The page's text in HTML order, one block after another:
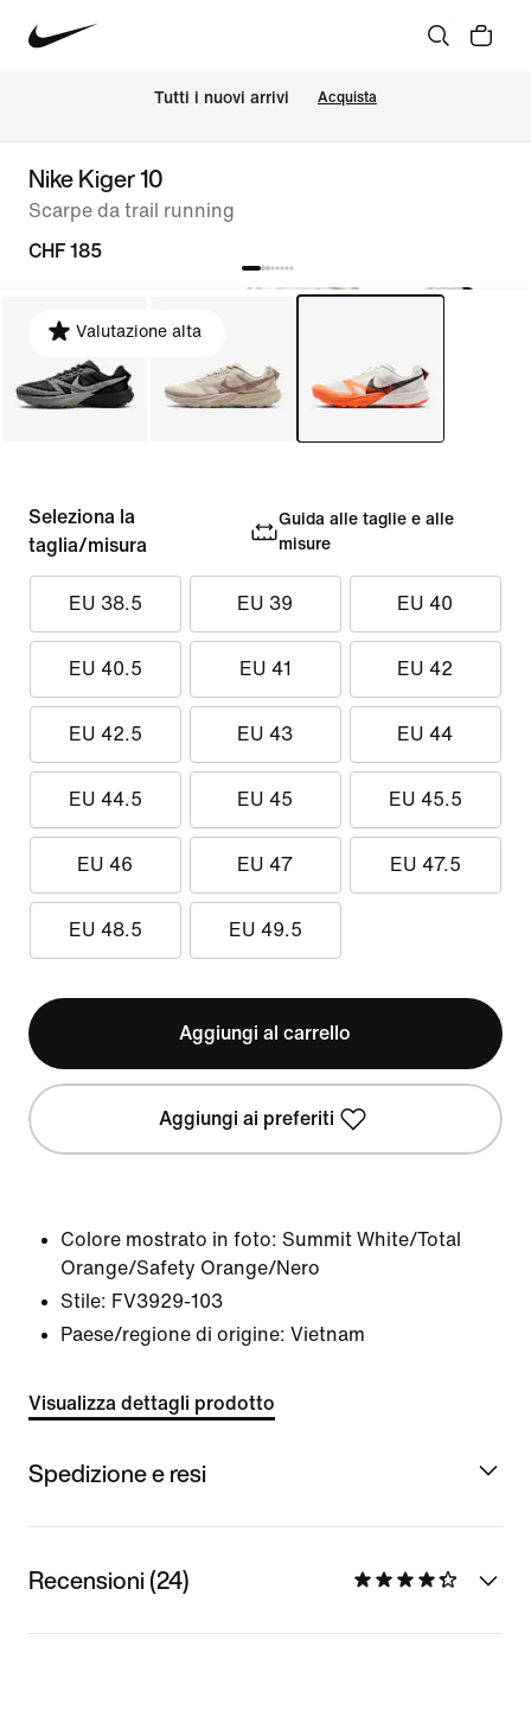
Tutti i nuovi arrivi Acquista
Nike Kiger 10
Scarpe da trail running
CHF 185
Valutazione alta
Seleziona la
taglia/misura
Guida alle taglie e alle
misure
EU 38.5 EU 39 EU 40
EU 40.5 EU 41 EU 42
EU 42.5 EU 43 EU 44
EU 44.5 EU 45 EU 45.5
EU 46 EU 47 EU 47.5
EU 48.5 EU 49.5
Aggiungi al carrello
Aggiungi ai preferiti
Colore mostrato in foto: Summit White/Total
Orange/Safety Orange/Nero
Stile: FV3929-103
Paese/regione di origine: Vietnam
Visualizza dettagli prodotto
Spedizione e resi
Recensioni (24)